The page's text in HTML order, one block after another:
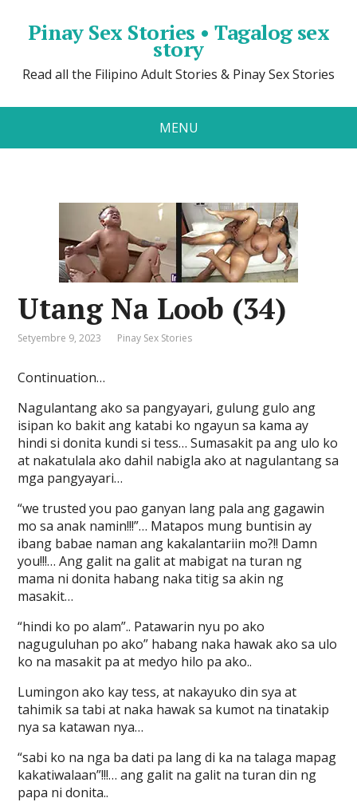
Pinay Sex Stories • Tagalog sex
story
Read all the Filipino Adult Stories & Pinay Sex Stories
MENU
Utang Na Loob (34)
Setyembre 9, 2023 Pinay Sex Stories
Continuation…
Nagulantang ako sa pangyayari, gulung gulo ang
isipan ko bakit ang katabi ko ngayun sa kama ay
hindi si donita kundi si tess… Sumasakit pa ang ulo ko
at nakatulala ako dahil nabigla ako at nagulantang sa
mga pangyayari…
“we trusted you pao ganyan lang pala ang gagawin
mo sa anak namin!!!”… Matapos mung buntisin ay
ibang babae naman ang kakalantariin mo?!! Damn
you!!!… Ang galit na galit at mabigat na turan ng
mama ni donita habang naka titig sa akin ng
masakit…
“hindi ko po alam”.. Patawarin nyu po ako
naguguluhan po ako” habang naka hawak ako sa ulo
ko na masakit pa at medyo hilo pa ako..
Lumingon ako kay tess, at nakayuko din sya at
tahimik sa tabi at naka hawak sa kumot na tinatakip
nya sa katawan nya…
“sabi ko na nga ba dati pa lang di ka na talaga mapag
kakatiwalaan”!!!… ang galit na galit na turan din ng
papa ni donita..